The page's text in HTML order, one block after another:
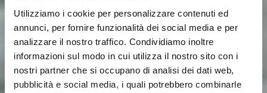
Utilizziamo i cookie per personalizzare contenuti ed
annunci, per fornire funzionalità dei social media e per
analizzare il nostro traffico. Condividiamo inoltre
informazioni sul modo in cui utilizza il nostro sito con i
nostri partner che si occupano di analisi dei dati web,
pubblicità e social media, i quali potrebbero combinarle
Prestige